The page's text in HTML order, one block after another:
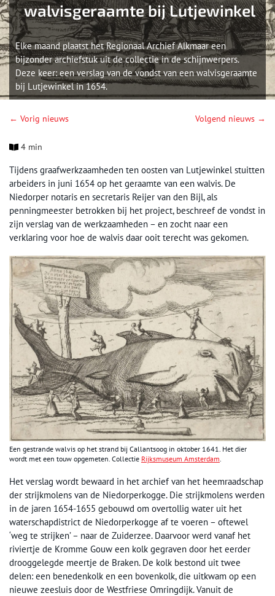
walvisgeraamte bij Lutjewinkel
Elke maand plaatst het Regionaal Archief Alkmaar een
bijzonder archiefstuk uit de collectie in de schijnwerpers.
Deze keer: een verslag van de vondst van een walvisgeraamte
bij Lutjewinkel in 1654.
← Vorig nieuws Volgend nieuws →
4 min
Tijdens graafwerkzaamheden ten oosten van Lutjewinkel stuitten
arbeiders in juni 1654 op het geraamte van een walvis. De
Niedorper notaris en secretaris Reijer van den Bijl, als
penningmeester betrokken bij het project, beschreef de vondst in
zijn verslag van de werkzaamheden – en zocht naar een
verklaring voor hoe de walvis daar ooit terecht was gekomen.
Een gestrande walvis op het strand bij Callantsoog in oktober 1641. Het dier
wordt met een touw opgemeten. Collectie Rijksmuseum Amsterdam
Het verslag wordt bewaard in het archief van het heemraadschap
der strijkmolens van de Niedorperkogge. Die strijkmolens werden
in de jaren 1654-1655 gebouwd om overtollig water uit het
waterschapdistrict de Niedorperkogge af te voeren – oftewel
‘weg te strijken’ – naar de Zuiderzee. Daarvoor werd vanaf het
riviertje de Kromme Gouw een kolk gegraven door het eerder
drooggelegde meertje de Braken. De kolk bestond uit twee
delen: een benedenkolk en een bovenkolk, die uitkwam op een
nieuwe zeesluis door de Westfriese Omringdijk. Vanuit de